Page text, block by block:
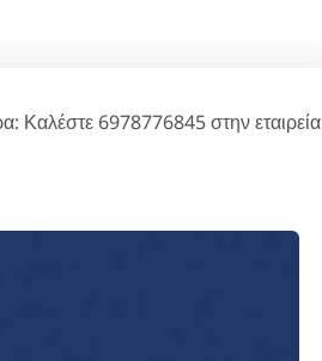
6978776845 στην εταιρεία